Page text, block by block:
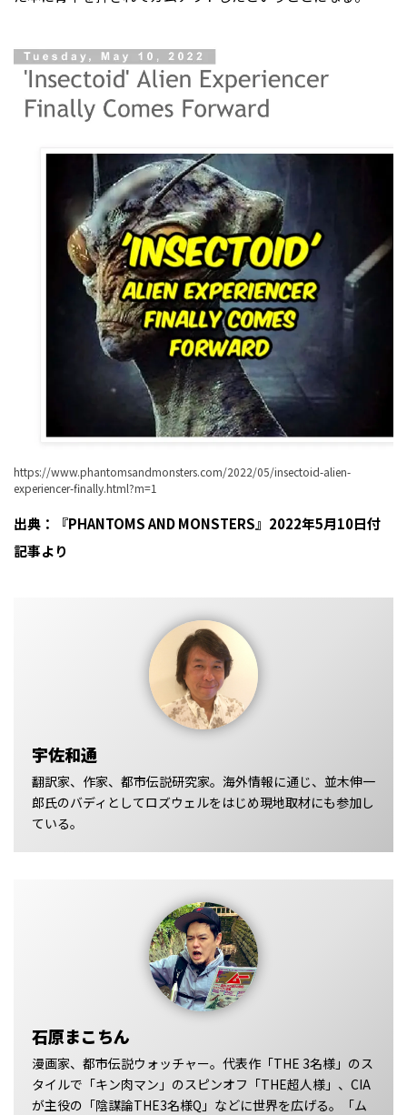
https://www.phantomsandmonsters.com/2022/05/insectoid-alien-
experiencer-finally.html?m=1
出典：『PHANTOMS AND MONSTERS』2022年5月10日付
記事より
宇佐和通
翻訳家、作家、都市伝説研究家。海外情報に通じ、並木伸一
郎氏のバディとしてロズウェルをはじめ現地取材にも参加し
ている。
石原まこちん
漫画家、都市伝説ウォッチャー。代表作「THE 3名様」のス
タイルで「キン肉マン」のスピンオフ「THE超人様」、CIA
が主役の「陰謀論THE3名様Q」などに世界を広げる。「ム